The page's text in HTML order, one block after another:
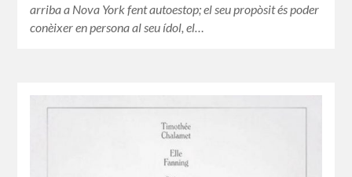
arriba a Nova York fent autoestop; el seu propòsit és poder
conèixer en persona al seu ídol, el…